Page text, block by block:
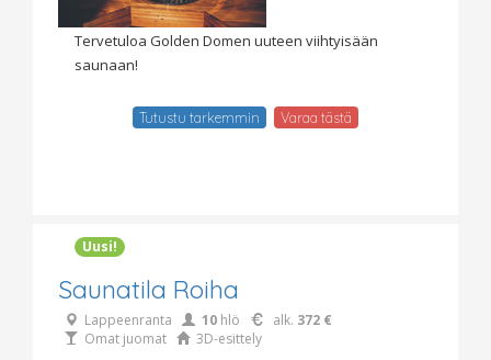
Tervetuloa Golden Domen uuteen viihtyisään
saunaan!
Tutustu tarkemmin Varaa tästä
Uusi!
Saunatila Roiha
Lappeenranta 10 hlö alk. 372 €
Omat juomat
3D-esittely